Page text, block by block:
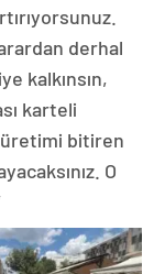
derhal
kalkınsın,
karteli
üretimi bitiren
O